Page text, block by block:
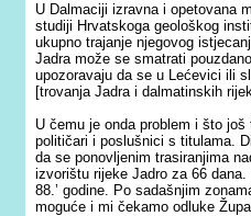
U Dalmaciji izravna i opetovana
studiji Hrvatskoga geološkog
ukupno trajanje njegovog
Jadra može se smatrati
upozoravaju da se u Lećevici ili
[trovanja Jadra i dalmatinskih
U čemu je onda problem i što
političari i poslušnici s titulama.
da se ponovljenim trasiranjima
izvorištu rijeke Jadro za 66
88.’ godine. Po sadašnjim
moguće i mi čekamo odluke